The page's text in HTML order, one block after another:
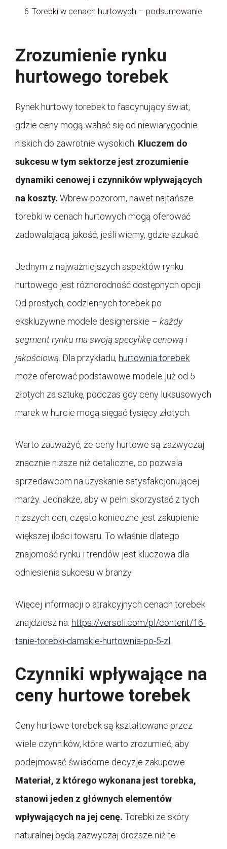
6 Torebki w cenach hurtowych – podsumowanie
Zrozumienie rynku
hurtowego torebek
Rynek hurtowy torebek to fascynujący świat,
gdzie ceny mogą wahać się od niewiarygodnie
niskich do zawrotnie wysokich. Kluczem do
sukcesu w tym sektorze jest zrozumienie
dynamiki cenowej i czynników wpływających
na koszty. Wbrew pozorom, nawet najtańsze
torebki w cenach hurtowych mogą oferować
zadowalającą jakość, jeśli wiemy, gdzie szukać.
Jednym z najważniejszych aspektów rynku
hurtowego jest różnorodność dostępnych opcji.
Od prostych, codziennych torebek po
ekskluzywne modele designerskie – każdy
segment rynku ma swoją specyfikę cenową i
jakościową. Dla przykładu, hurtownia torebek
może oferować podstawowe modele już od 5
złotych za sztukę, podczas gdy ceny luksusowych
marek w hurcie mogą sięgać tysięcy złotych.
Warto zauważyć, że ceny hurtowe są zazwyczaj
znacznie niższe niż detaliczne, co pozwala
sprzedawcom na uzyskanie satysfakcjonującej
marży. Jednakże, aby w pełni skorzystać z tych
niższych cen, często konieczne jest zakupienie
większej ilości towaru. To właśnie dlatego
znajomość rynku i trendów jest kluczowa dla
odniesienia sukcesu w branży.
Więcej informacji o atrakcyjnych cenach torebek
znajdziesz na: https://versoli.com/pl/content/16-
tanie-torebki-damskie-hurtownia-po-5-zl .
Czynniki wpływające na
ceny hurtowe torebek
Ceny hurtowe torebek są kształtowane przez
wiele czynników, które warto zrozumieć, aby
podejmować świadome decyzje zakupowe.
Materiał, z którego wykonana jest torebka,
stanowi jeden z głównych elementów
wpływających na jej cenę. Torebki ze skóry
naturalnej będą zazwyczaj droższe niż te